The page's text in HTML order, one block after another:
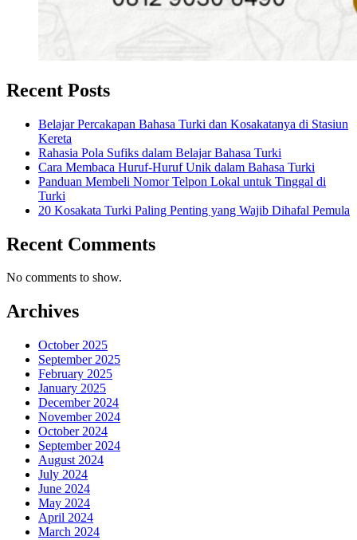
Recent Posts
Belajar Percakapan Bahasa Turki dan Kosakatanya di Stasiun
Kereta
Rahasia Pola Sufiks dalam Belajar Bahasa Turki
Cara Membaca Huruf-Huruf Unik dalam Bahasa Turki
Panduan Membeli Nomor Telpon Lokal untuk Tinggal di
Turki
20 Kosakata Turki Paling Penting yang Wajib Dihafal Pemula
Recent Comments
No comments to show.
Archives
October 2025
September 2025
February 2025
January 2025
December 2024
November 2024
October 2024
September 2024
August 2024
July 2024
June 2024
May 2024
April 2024
March 2024